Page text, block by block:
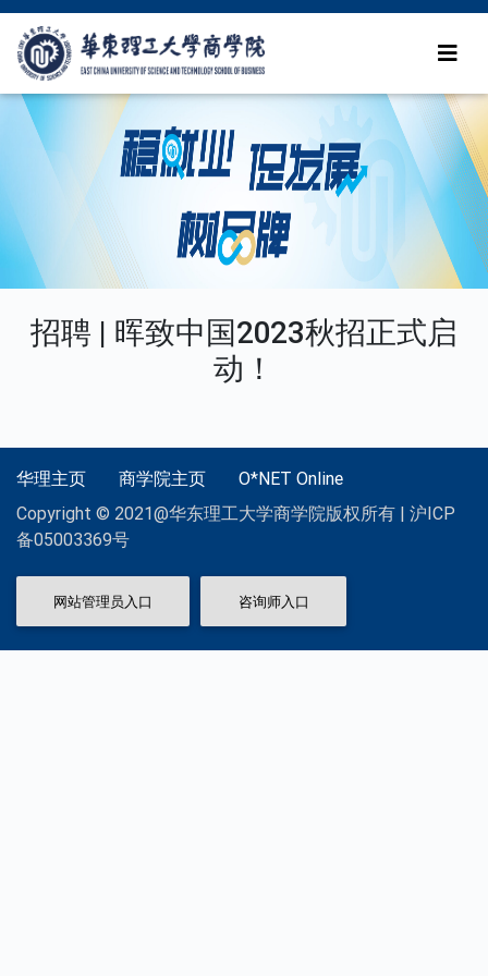
招聘 | 晖致中国2023秋招正式启
动！
华理主页 商学院主页
O*NET Online
Copyright © 2021@华东理工大学商学院版权所有 | 沪ICP
备05003369号
网站管理员入口 咨询师入口